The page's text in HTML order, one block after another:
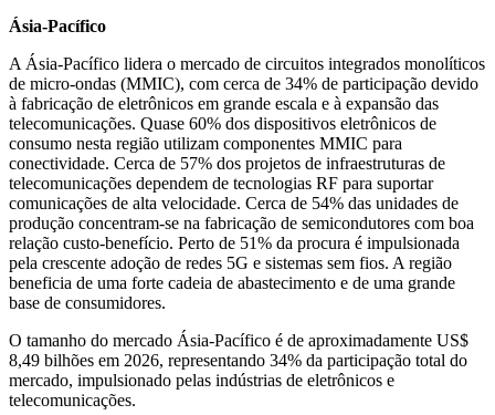
Ásia-Pacífico
A Ásia-Pacífico lidera o mercado de circuitos integrados monolíticos
de micro-ondas (MMIC), com cerca de 34% de participação devido
à fabricação de eletrônicos em grande escala e à expansão das
telecomunicações. Quase 60% dos dispositivos eletrônicos de
consumo nesta região utilizam componentes MMIC para
conectividade. Cerca de 57% dos projetos de infraestruturas de
telecomunicações dependem de tecnologias RF para suportar
comunicações de alta velocidade. Cerca de 54% das unidades de
produção concentram-se na fabricação de semicondutores com boa
relação custo-benefício. Perto de 51% da procura é impulsionada
pela crescente adoção de redes 5G e sistemas sem fios. A região
beneficia de uma forte cadeia de abastecimento e de uma grande
base de consumidores.
O tamanho do mercado Ásia-Pacífico é de aproximadamente US$
8,49 bilhões em 2026, representando 34% da participação total do
mercado, impulsionado pelas indústrias de eletrônicos e
telecomunicações.